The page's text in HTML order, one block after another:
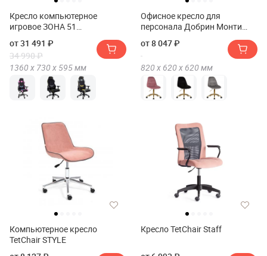
Кресло компьютерное
игровое ЗОНА 51
компьютерное игровое ZONE
51 Cyberpunk)
от 31 491 ₽
34 990 ₽
1360 х 730 х 595мм
Офисное кресло для
персонала Добрин Монти
от 8 047 ₽
820 х 620 х 620 мм
Компьютерное кресло
TetChair STYLE
Кресло TetChair Staff